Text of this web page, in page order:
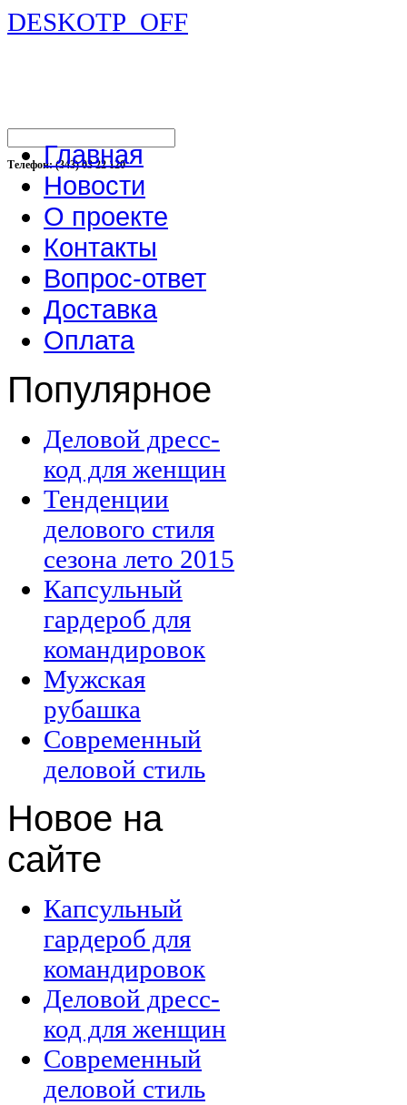
DESKOTP_OFF
Телефон: (343) 03 22 120
Главная
Новости
О проекте
Контакты
Вопрос-ответ
Доставка
Оплата
Популярное
Деловой дресс-
код для женщин
Тенденции
делового стиля
сезона лето 2015
Капсульный
гардероб для
командировок
Мужская
рубашка
Современный
деловой стиль
Новое на
сайте
Капсульный
гардероб для
командировок
Деловой дресс-
код для женщин
Современный
деловой стиль